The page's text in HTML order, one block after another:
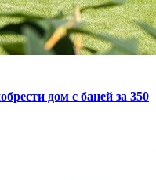
дом с баней за 350